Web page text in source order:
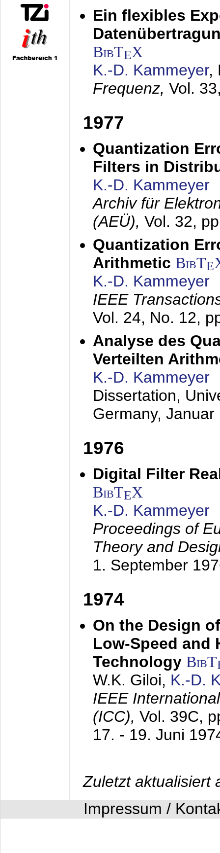
Ein flexibles
BibTEX
K.-D. Kammeyer,
Frequenz, Vol.
1977
Quantization
Filters in
K.-D. Kammeyer
Archiv für
(AEÜ), Vol. 32,
Quantization
Arithmetic BibTE
K.-D. Kammeyer
IEEE
Vol. 24, No. 12,
Analyse des
Verteilten
K.-D. Kammeyer
Dissertation,
Germany, Januar
1976
Digital Filter
BibTEX
K.-D. Kammeyer
Proceedings of
Theory and
1. September
1974
On the Design
Low-Speed and
Technology BibT
W.K. Giloi, K.-D.
IEEE
(ICC), Vol. 39C,
17. - 19. Juni
Zuletzt aktualisiert
Impressum /